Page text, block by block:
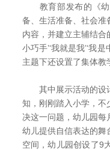
教育部发布的《幼
备、生活准备、社会
内容，并建立主辅结合
小巧手’‘我就是我’‘我
主题下还设置了集体教
其中展示活动的设计
知，刚刚踏入小学，
决这一问题，幼儿园每
幼儿提供自信表达的
空间，幼儿园创设了9